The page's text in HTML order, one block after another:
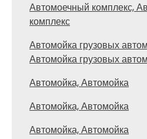
Автомоечный комплекс,
комплекс
Автомойка грузовых
Автомойка грузовых
Автомойка, Автомойка
Автомойка, Автомойка
Автомойка, Автомойка